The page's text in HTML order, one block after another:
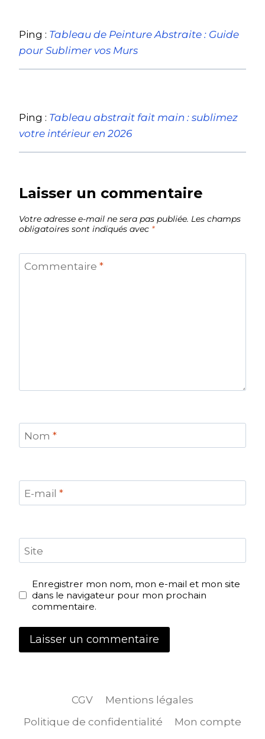
Ping : Tableau de Peinture Abstraite : Guide
pour Sublimer vos Murs
Ping : Tableau abstrait fait main : sublimez
votre intérieur en 2026
Laisser un commentaire
Votre adresse e-mail ne sera pas publiée. Les champs
obligatoires sont indiqués avec *
Commentaire *
Nom *
E-mail *
Site
Enregistrer mon nom, mon e-mail et mon site
dans le navigateur pour mon prochain
commentaire.
CGV
Mentions légales
Politique de confidentialité
Mon compte